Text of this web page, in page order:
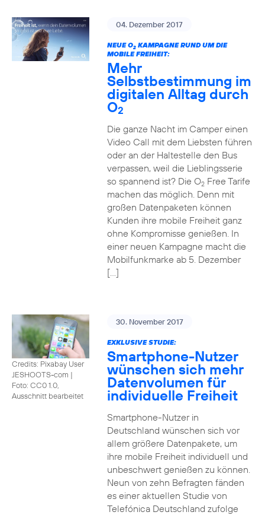
04. Dezember 2017
NEUE O2KAMPAGNE RUND UM DIE
MOBILE FREIHEIT:
Mehr
Selbstbestimmung im
digitalen Alltag durch
O2
Die ganze Nacht im Camper einen
Video Call mit dem Liebsten führen
oder an der Haltestelle den Bus
verpassen, weil die Lieblingsserie
so spannend ist? Die O2Free Tarife
machen das möglich. Denn mit
großen Datenpaketen können
Kunden ihre mobile Freiheit ganz
ohne Kompromisse genießen. In
einer neuen Kampagne macht die
Mobilfunkmarke ab 5. Dezember
[…]
Credits: Pixabay User
JESHOOTS-com |
Foto: CC0 1.0,
Ausschnitt bearbeitet
30. November 2017
EXKLUSIVE STUDIE:
Smartphone-Nutzer
wünschen sich mehr
Datenvolumen für
individuelle Freiheit
Smartphone-Nutzer in
Deutschland wünschen sich vor
allem größere Datenpakete, um
ihre mobile Freiheit individuell und
unbeschwert genießen zu können.
Neun von zehn Befragten fänden
es einer aktuellen Studie von
Telefónica Deutschland zufolge